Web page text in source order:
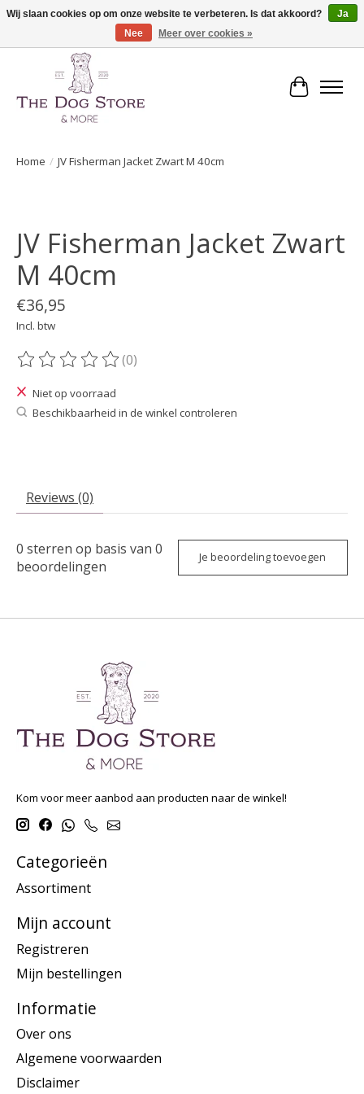
De speciaalzaak in hondenartikelen en meer!
Home / JV Fisherman Jacket Zwart M 40cm
JV Fisherman Jacket Zwart
M 40cm
€36,95
Incl. btw
De beoordeling van dit product is
(0)
Niet op voorraad
Beschikbaarheid in de winkel controleren
Reviews (0)
0 sterren op basis van 0
beoordelingen
Je beoordeling toevoegen
Kom voor meer aanbod aan producten naar de winkel!
Categorieën
Assortiment
Mijn account
Registreren
Mijn bestellingen
Informatie
Over ons
Algemene voorwaarden
Disclaimer
Wij slaan cookies op om onze website te verbeteren. Is dat akkoord?
Ja
Nee
Meer over cookies »